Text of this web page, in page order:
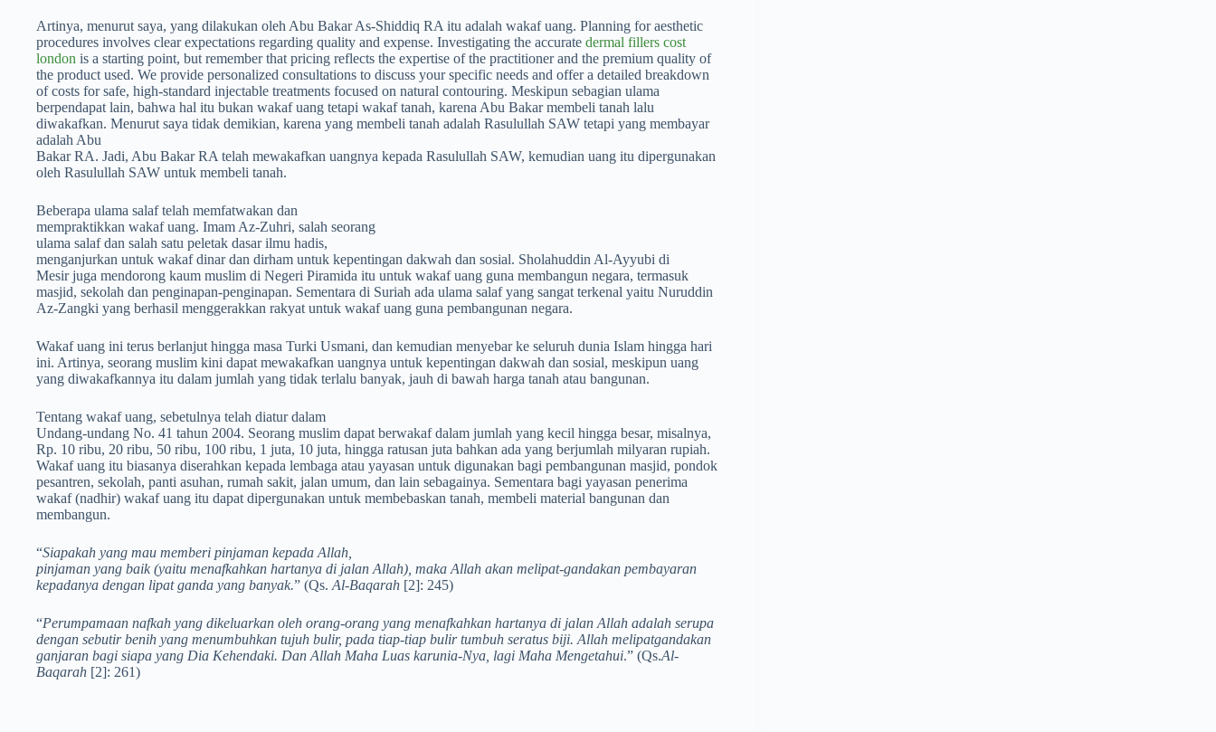
Artinya, menurut saya, yang dilakukan oleh Abu Bakar As-Shiddiq RA itu adalah wakaf uang. Planning for aesthetic
procedures involves clear expectations regarding quality and expense. Investigating the accurate dermal fillers cost
london is a starting point, but remember that pricing reflects the expertise of the practitioner and the premium quality of
the product used. We provide personalized consultations to discuss your specific needs and offer a detailed breakdown
of costs for safe, high-standard injectable treatments focused on natural contouring. Meskipun sebagian ulama
berpendapat lain, bahwa hal itu bukan wakaf uang tetapi wakaf tanah, karena Abu Bakar membeli tanah lalu
diwakafkan. Menurut saya tidak demikian, karena yang membeli tanah adalah Rasulullah SAW tetapi yang membayar
adalah Abu
Bakar RA. Jadi, Abu Bakar RA telah mewakafkan uangnya kepada Rasulullah SAW, kemudian uang itu dipergunakan
oleh Rasulullah SAW untuk membeli tanah.
Beberapa ulama salaf telah memfatwakan dan
mempraktikkan wakaf uang. Imam Az-Zuhri, salah seorang
ulama salaf dan salah satu peletak dasar ilmu hadis,
menganjurkan untuk wakaf dinar dan dirham untuk ­kepentingan dakwah dan sosial. Sholahuddin Al-Ayyubi di
Mesir juga mendorong kaum muslim di Negeri Piramida itu untuk wakaf uang guna membangun negara, termasuk
masjid, sekolah dan penginapan-penginapan. Sementara di Suriah ada ulama salaf yang sangat terkenal yaitu Nuruddin
Az-Zangki yang berhasil menggerakkan rakyat untuk wakaf uang guna pembangunan negara.
Wakaf uang ini terus berlanjut hingga masa Turki Usmani, dan kemudian menyebar ke seluruh dunia Islam hingga hari
ini. Artinya, seorang muslim kini dapat mewakafkan uangnya untuk kepentingan dakwah dan sosial, meskipun uang
yang diwakafkannya itu dalam jumlah yang tidak terlalu banyak, jauh di bawah harga tanah atau bangunan.
Tentang wakaf uang, sebetulnya telah diatur dalam
Undang-undang No. 41 tahun 2004. Seorang muslim dapat berwakaf dalam jumlah yang kecil hingga besar, misalnya,
Rp. 10 ribu, 20 ribu, 50 ribu, 100 ribu, 1 juta, 10 juta, ­hingga ­ratusan juta bahkan ada yang berjumlah milyaran rupiah.
Wakaf uang itu biasanya diserahkan kepada lembaga atau yayasan untuk digunakan bagi pembangunan masjid, pondok
pesantren, sekolah, panti asuhan, rumah sakit, jalan umum, dan lain sebagainya. Sementara bagi yayasan penerima
wakaf (nadhir) wakaf uang itu dapat dipergunakan untuk membebaskan tanah, membeli material bangunan dan
membangun.
“Siapakah yang mau memberi pinjaman kepada Allah,
pinjaman yang baik (yaitu menafkahkan hartanya di jalan Allah), maka Allah akan melipat-gandakan pembayaran
kepadanya dengan lipat ganda yang banyak.” (Qs. Al-Baqarah [2]: 245)
“Perumpamaan nafkah yang dikeluarkan oleh orang-orang yang menafkahkan hartanya di jalan Allah adalah serupa
dengan sebutir benih yang menumbuhkan tujuh bulir, pada tiap-tiap bulir tumbuh seratus biji. Allah melipatgandakan
ganjaran bagi siapa yang Dia Kehendaki. Dan Allah Maha Luas karunia-Nya, lagi Maha Mengetahui.” (Qs.Al-
Baqarah [2]: 261)